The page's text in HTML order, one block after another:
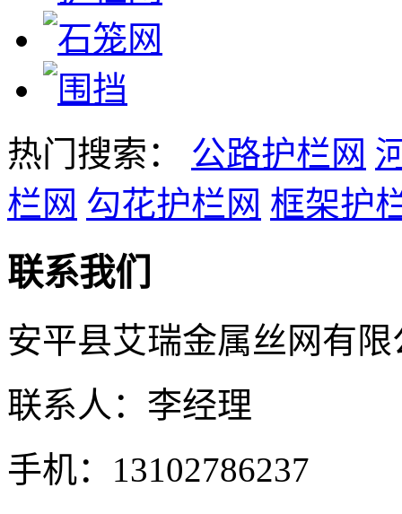
热门搜索： 公路护栏网
栏网 勾花护栏网 框架护
联系我们
安平县艾瑞金属丝网有限
联系人：李经理
手机：13102786237